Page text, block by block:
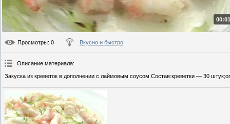
Просмотры: 0 Вкусно и быстро
Описание материала:
Закуска из креветок в дополнении с лаймовым соусом.Состав:креветки — 30